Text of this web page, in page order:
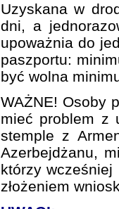
Uzyskana w
dni, a
upoważnia do
paszportu:
być wolna
WAŻNE! Osoby
mieć problem z
stemple z
Azerbejdżanu,
którzy
złożeniem